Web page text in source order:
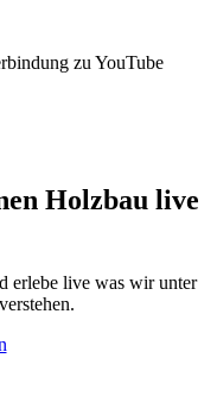
zu YouTube
Holzbau live
erlebe live was wir unter